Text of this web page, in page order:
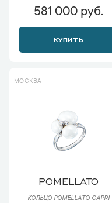
581 000 руб.
КУПИТЬ
МОСКВА
POMELLATO
КОЛЬЦО POMELLATO CAPRI